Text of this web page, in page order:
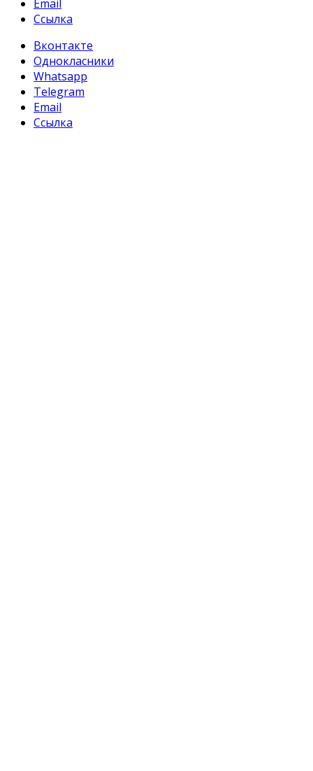
Email
Ссылка
Вконтакте
Однокласники
Whatsapp
Telegram
Email
Ссылка